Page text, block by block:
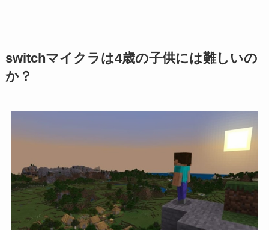
switchマイクラは4歳の子供には難しいの
か？